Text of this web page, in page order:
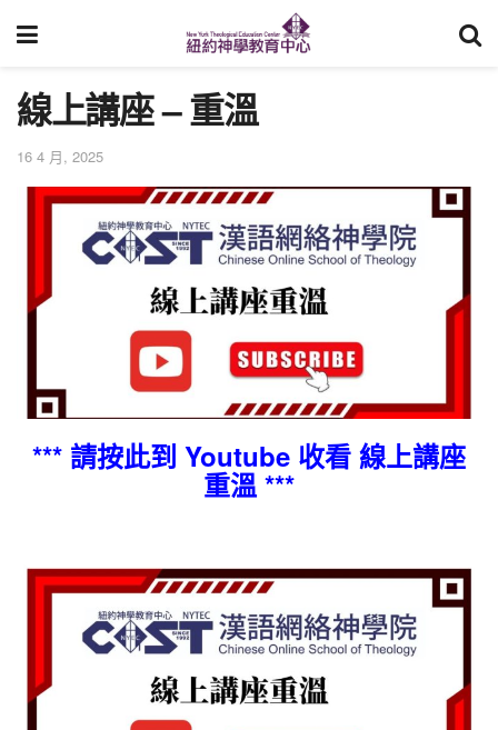
線上講座 – 重溫
16 4 月, 2025
*** 請按此到 Youtube 收看 線上講座
重溫 ***